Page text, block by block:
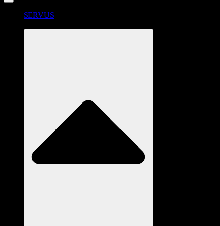
SERVUS